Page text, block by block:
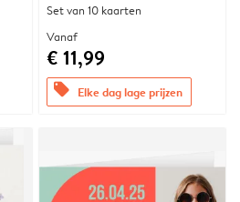
Set van 10 kaarten
Vanaf
€ 11,99
offers Elke dag lage prijzen